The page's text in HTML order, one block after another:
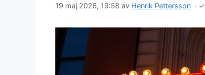
19 maj 2026, 19:58 av Henrik Pettersson · ✓